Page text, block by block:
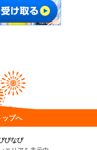
ップへ
びなび